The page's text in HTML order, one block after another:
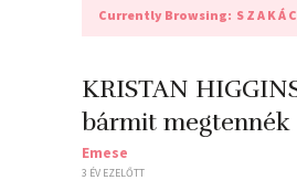
Currently Browsing:
KRISTAN
bármit megtennék
Emese
3 ÉV EZELŐTT